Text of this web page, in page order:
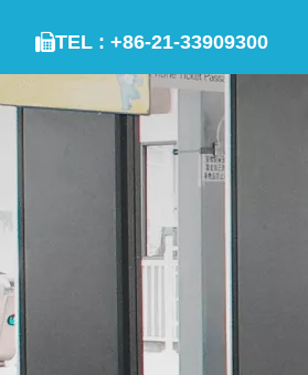
TEL : +86-21-33909300